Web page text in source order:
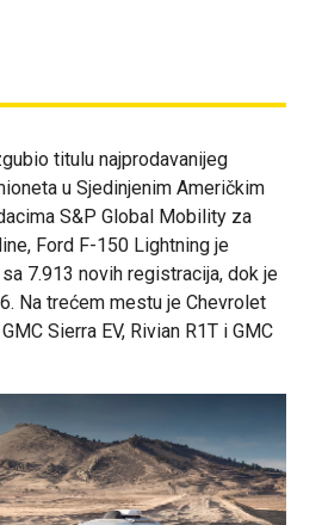
titulu najprodavanijeg
u Sjedinjenim Američkim
S&P Global Mobility za
Ford F-150 Lightning je
7.913 novih registracija, dok je
Na trećem mestu je Chevrolet
Sierra EV, Rivian R1T i GMC